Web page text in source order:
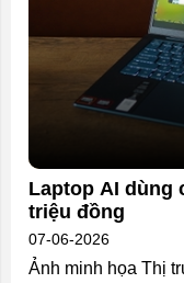
Laptop AI dùng
triệu đồng
07-06-2026
Ảnh minh họa Thị